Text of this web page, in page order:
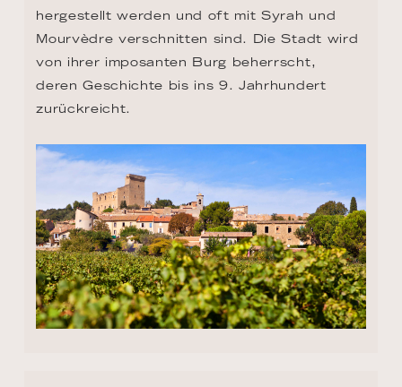
hergestellt werden und oft mit Syrah und
Mourvèdre verschnitten sind. Die Stadt wird
von ihrer imposanten Burg beherrscht,
deren Geschichte bis ins 9. Jahrhundert
zurückreicht.